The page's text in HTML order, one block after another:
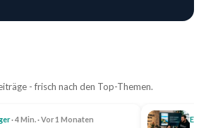
- frisch nach den Top-Themen.
· 4 Min. · Vor 1 Monaten